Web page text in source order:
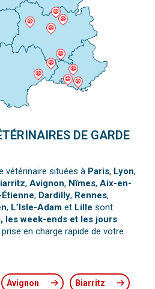
DE GARDE
vétérinaire situées à Paris, Lyon,
, Avignon, Nîmes, Aix-en-
, Dardilly, Rennes,
, L’Isle-Adam et Lille sont
les week-ends et les jours
en charge rapide de votre
Avignon Biarritz